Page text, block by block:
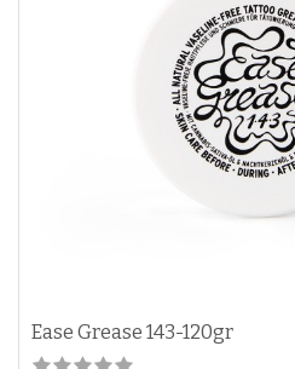
Ease Grease 143-120gr